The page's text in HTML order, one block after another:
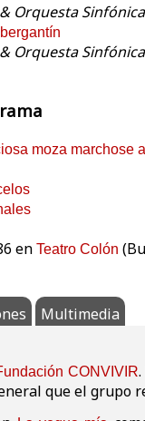
Orquesta Sinfónica
Orquesta Sinfónica
moza marchose
en Teatro Colón
Multimedia
CONVIVIR
que el grupo